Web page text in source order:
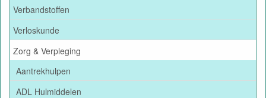
Verbandstoffen
Verloskunde
Zorg & Verpleging
Aantrekhulpen
ADL Hulmiddelen